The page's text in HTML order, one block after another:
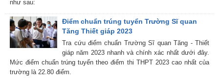
như sau:
Điểm chuẩn trúng tuyển Trường Sĩ quan
Tăng Thiết giáp 2023
Tra cứu điểm chuẩn Trường Sĩ quan Tăng - Thiết
giáp năm 2023 nhanh và chính xác nhất dưới đây.
Mức điểm chuẩn trúng tuyển theo điểm thi THPT 2023 cao nhất của
trường là 22.80 điểm.